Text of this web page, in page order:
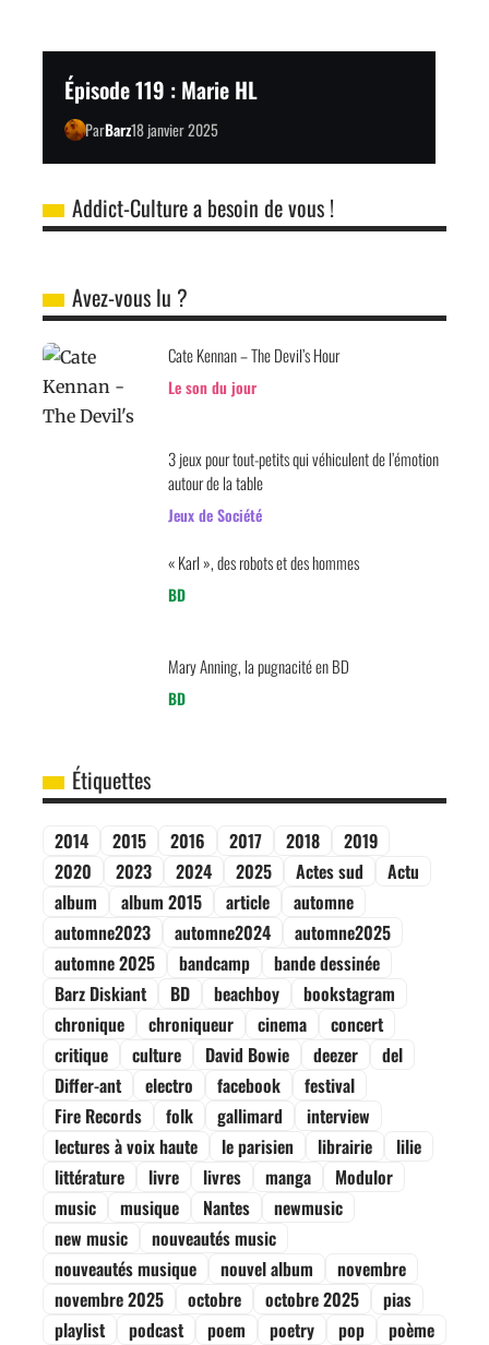
Épisode 119 : Marie HL
ParBarz18 janvier 2025
Addict-Culture a besoin de vous !
Avez-vous lu ?
Cate Kennan – The Devil’s Hour
Le son du jour
3 jeux pour tout-petits qui véhiculent de l’émotion
autour de la table
Jeux de Société
« Karl », des robots et des hommes
BD
Mary Anning, la pugnacité en BD
BD
Étiquettes
2014 2015 2016 2017 2018
2019
2020
2023 2024 2025 Actes sud
Actu
album
album 2015 article
automne
automne2023
automne2024
automne2025
automne 2025
bandcamp
bande dessinée
Barz Diskiant
BD beachboy
bookstagram
chronique
chroniqueur cinema
concert
critique
culture David Bowie deezer
del
Differ-ant
electro facebook
festival
Fire Records
folk gallimard
interview
lectures à voix haute
le parisien librairie
lilie
littérature
livre livres manga
Modulor
music
musique Nantes
newmusic
new music
nouveautés music
nouveautés musique
nouvel album
novembre
novembre 2025
octobre octobre 2025
pias
playlist
podcast poem poetry pop
poème